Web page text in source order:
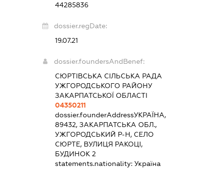
44285836
dossier.regDate:
19.07.21
dossier.foundersAndBenef:
СЮРТІВСЬКА СІЛЬСЬКА РАДА
УЖГОРОДСЬКОГО РАЙОНУ
ЗАКАРПАТСЬКОЇ ОБЛАСТІ
04350211
dossier.founderAddressУКРАЇНА,
89432, ЗАКАРПАТСЬКА ОБЛ.,
УЖГОРОДСЬКИЙ Р-Н, СЕЛО
СЮРТЕ, ВУЛИЦЯ РАКОЦІ,
БУДИНОК 2
statements.nationality:Україна